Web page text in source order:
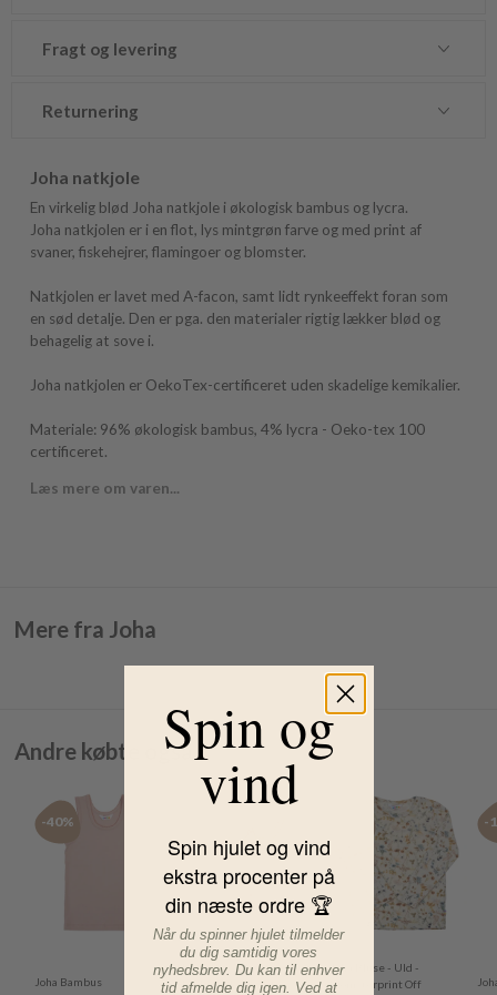
Fragt og levering
Returnering
Joha natkjole
En virkelig blød Joha natkjole i økologisk bambus og lycra.
Joha natkjolen er i en flot, lys mintgrøn farve og med print af
svaner, fiskehejrer, flamingoer og blomster.
Natkjolen er lavet med A-facon, samt lidt rynkeeffekt foran som
en sød detalje. Den er pga. den materialer rigtig lækker blød og
behagelig at sove i.
Joha natkjolen er OekoTex-certificeret uden skadelige kemikalier.
Materiale: 96% økologisk bambus, 4% lycra - Oeko-tex 100
certificeret.
Læs mere om varen...
Mere fra Joha
Andre købte også
-40%
Joha Bambus
Flöss Bluse -
Darling Blouse Soft
Joha Bluse - Uld -
Blomsterprint Off
-
Spin og
vind
Spin hjulet og vind
ekstra procenter på
din næste ordre 🏆
Når du spinner hjulet tilmelder
du dig samtidig vores
nyhedsbrev. Du kan til enhver
tid afmelde dig igen. Ved at